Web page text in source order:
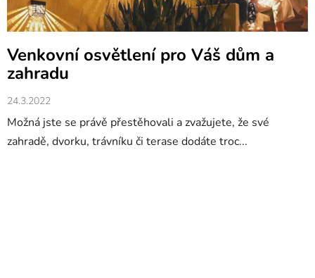
Venkovní osvětlení pro Váš dům a
zahradu
24.3.2022
Možná jste se právě přestěhovali a zvažujete, že své
zahradě, dvorku, trávníku či terase dodáte troc...